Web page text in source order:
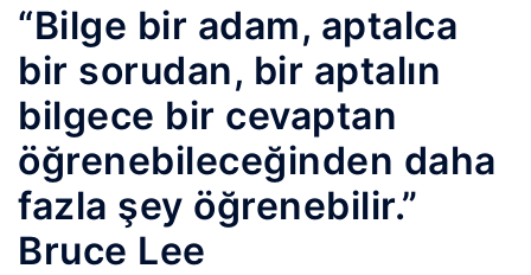
“Bilge bir adam, aptalca
bir sorudan, bir aptalın
bilgece bir cevaptan
öğrenebileceğinden daha
fazla şey öğrenebilir.”
Bruce Lee